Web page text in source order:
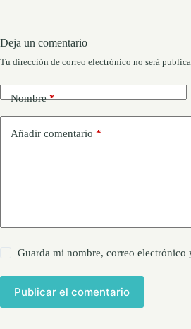
Deja un comentario
Tu dirección de correo electrónico no será
Nombre*
Añadir comentario *
Guarda mi nombre, correo electrónico
Publicar el comentario